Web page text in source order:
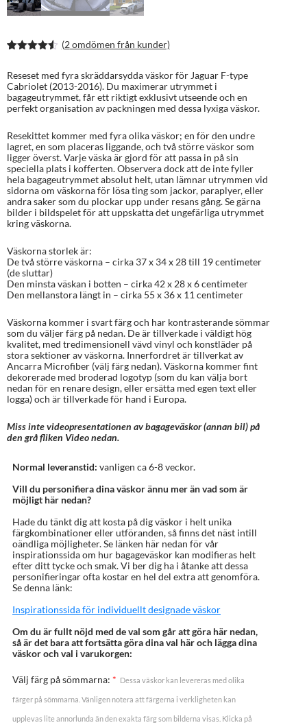
baserat
på
kundrecen
sioner
(2omdömen från kunder)
Reseset med fyra skräddarsydda väskor för Jaguar F-type
Cabriolet (2013-2016). Du maximerar utrymmet i
bagageutrymmet, får ett riktigt exklusivt utseende och en
perfekt organisation av packningen med dessa lyxiga väskor.
Resekittet kommer med fyra olika väskor; en för den undre
lagret, en som placeras liggande, och två större väskor som
ligger överst. Varje väska är gjord för att passa in på sin
speciella plats i kofferten. Observera dock att de inte fyller
hela bagageutrymmet absolut helt, utan lämnar utrymmen vid
sidorna om väskorna för lösa ting som jackor, paraplyer, eller
andra saker som du plockar upp under resans gång. Se gärna
bilder i bildspelet för att uppskatta det ungefärliga utrymmet
kring väskorna.
Väskorna storlek är:
De två större väskorna – cirka 37 x 34 x 28 till 19 centimeter
(de sluttar)
Den minsta väskan i botten – cirka 42 x 28 x 6 centimeter
Den mellanstora längt in – cirka 55 x 36 x 11 centimeter
Väskorna kommer i svart färg och har kontrasterande sömmar
som du väljer färg på nedan. De är tillverkade i väldigt hög
kvalitet, med tredimensionell vävd vinyl och konstläder på
stora sektioner av väskorna. Innerfordret är tillverkat av
Ancarra Microfiber (välj färg nedan). Väskorna kommer fint
dekorerade med broderad logotyp (som du kan välja bort
nedan för en renare design, eller ersätta med egen text eller
logga) och är tillverkade för hand i Europa.
Miss inte videopresentationen av bagageväskor (annan bil) på
den grå fliken Video nedan.
Normal leveranstid: vanligen ca 6-8 veckor.
Vill du personifiera dina väskor ännu mer än vad som är
möjligt här nedan?
Hade du tänkt dig att kosta på dig väskor i helt unika
färgkombinationer eller utföranden, så finns det näst intill
oändliga möjligheter. Se länken här nedan för vår
inspirationssida om hur bagageväskor kan modifieras helt
efter ditt tycke och smak. Vi ber dig ha i åtanke att dessa
personifieringar ofta kostar en hel del extra att genomföra.
Se denna länk:
Inspirationssida för individuellt designade väskor
Om du är fullt nöjd med de val som går att göra här nedan,
så är det bara att fortsätta göra dina val här och lägga dina
väskor och val i varukorgen:
Välj färg på sömmarna: * Dessa väskor kan levereras med olika
färger på sömmarna. Vänligen notera att färgerna i verkligheten kan
upplevas lite annorlunda än den exakta färg som bilderna visas. Klicka på